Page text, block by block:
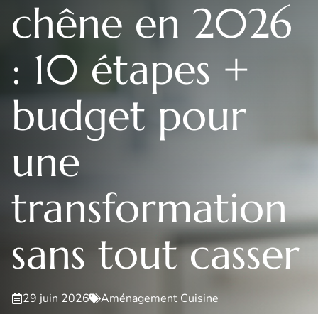
chêne en 2026
: 10 étapes +
budget pour
une
transformation
sans tout casser
29 juin 2026 Aménagement Cuisine